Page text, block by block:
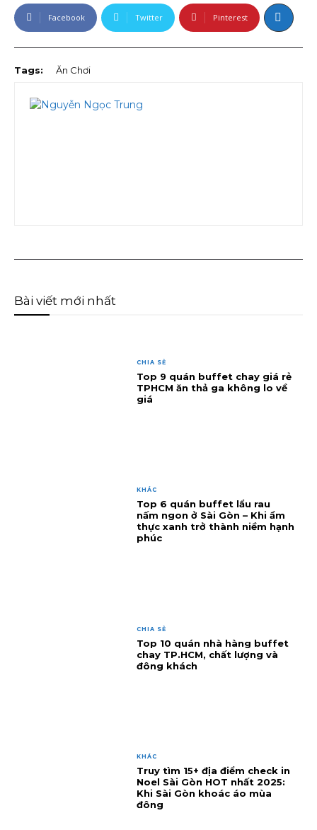
Facebook Twitter Pinterest
Tags: Ăn Chơi
Bài viết mới nhất
CHIA SẺ
Top 9 quán buffet chay giá rẻ
TPHCM ăn thả ga không lo về
giá
KHÁC
Top 6 quán buffet lẩu rau
nấm ngon ở Sài Gòn – Khi ẩm
thực xanh trở thành niềm hạnh
phúc
CHIA SẺ
Top 10 quán nhà hàng buffet
chay TP.HCM, chất lượng và
đông khách
KHÁC
Truy tìm 15+ địa điểm check in
Noel Sài Gòn HOT nhất 2025:
Khi Sài Gòn khoác áo mùa
đông